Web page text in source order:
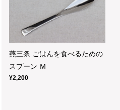
燕三条 ごはんを食べるための
スプーン Ｍ
¥2,200